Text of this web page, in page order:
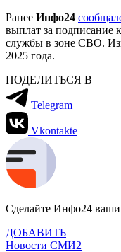
Ранее Инфо24
выплат за подписание
службы в зоне СВО.
2025 года.
ПОДЕЛИТЬСЯ В
Telegram
Vkontakte
Сделайте Инфо24
ДОБАВИТЬ
Новости СМИ2